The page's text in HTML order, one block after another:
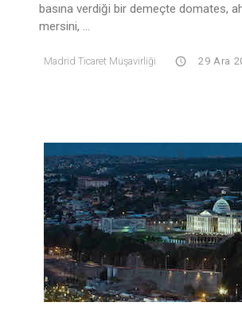
basına verdiği bir demeçte domates,
mersini, ...
Madrid Ticaret Müşavirliği 29 Ara